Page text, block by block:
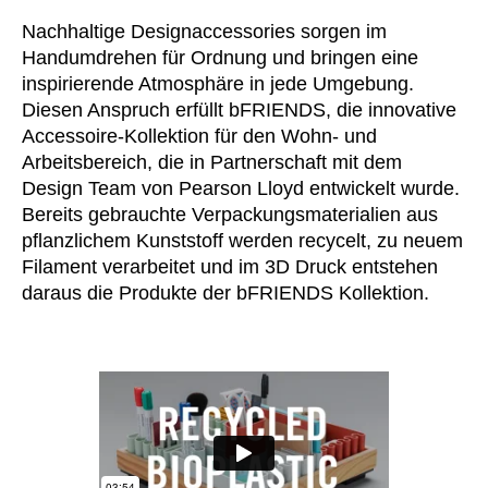
Oman(OM)
Philippinen(PH)
Polen(PL)
Portugal(PT)
Qatar(QA)
Rest der Welt
Rumänien(RO)
Russland(RU)
Saudi-Arabien(SA)
(SN)
(RS)
Singapur(SG)
Nachhaltige Designaccessories sorgen im
Handumdrehen für Ordnung und bringen eine
inspirierende Atmosphäre in jede Umgebung.
Diesen Anspruch erfüllt bFRIENDS, die innovative
Accessoire-Kollektion für den Wohn- und
Arbeitsbereich, die in Partnerschaft mit dem
Design Team von Pearson Lloyd entwickelt wurde.
Bereits gebrauchte Verpackungsmaterialien aus
pflanzlichem Kunststoff werden recycelt, zu neuem
Filament verarbeitet und im 3D Druck entstehen
daraus die Produkte der bFRIENDS Kollektion.